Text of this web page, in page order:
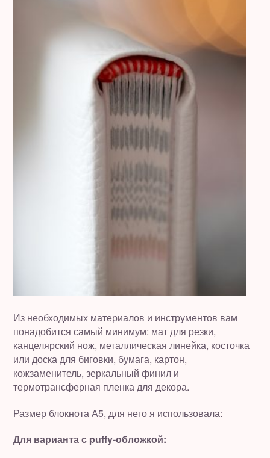
Из необходимых материалов и инструментов вам
понадобится самый минимум: мат для резки,
канцелярский нож, металлическая линейка, косточка
или доска для биговки, бумага, картон,
кожзаменитель, зеркальный финил и
термотрансферная пленка для декора.
Размер блокнота А5, для него я использовала:
Для варианта с puffy-обложкой: